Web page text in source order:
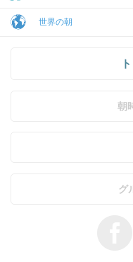
世界の朝
朝
グ